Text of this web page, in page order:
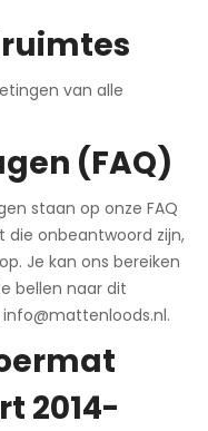
van alle
(FAQ)
staan op onze FAQ
die onbeantwoord zijn,
Je kan ons bereiken
bellen naar dit
info@mattenloods.nl.
2014-